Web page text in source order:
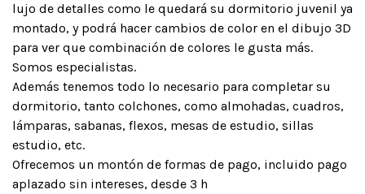
lujo de detalles como le quedará su dormitorio juvenil ya
montado, y podrá hacer cambios de color en el dibujo 3D
para ver que combinación de colores le gusta más.
Somos especialistas.
Además tenemos todo lo necesario para completar su
dormitorio, tanto colchones, como almohadas, cuadros,
lámparas, sabanas, flexos, mesas de estudio, sillas
estudio, etc.
Ofrecemos un montón de formas de pago, incluido pago
aplazado sin intereses, desde 3 h